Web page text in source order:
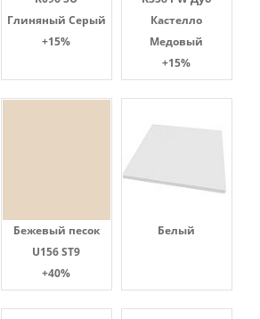
Глиняный Серый
+15%
Кастелло
Медовый
+15%
Бежевый песок
U156 ST9
+40%
Белый